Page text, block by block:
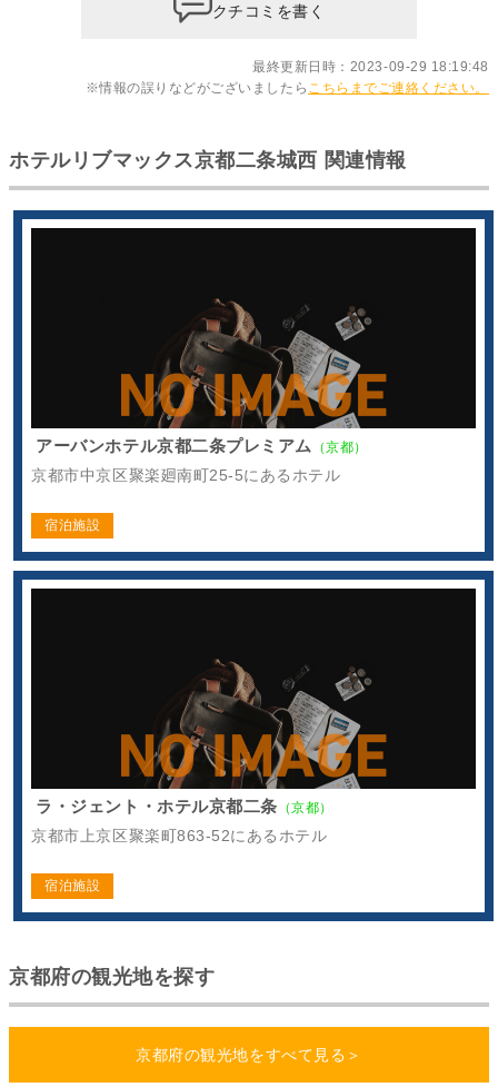
クチコミを書く
最終更新日時：2023-09-29 18:19:48
※情報の誤りなどがございましたら こちらまでご連絡ください。
ホテルリブマックス京都二条城西 関連情報
アーバンホテル京都二条プレミアム （京都）
京都市中京区聚楽廻南町25-5にあるホテル
宿泊施設
ラ・ジェント・ホテル京都二条 （京都）
京都市上京区聚楽町863-52にあるホテル
宿泊施設
京都府の観光地を探す
京都府の観光地をすべて見る＞